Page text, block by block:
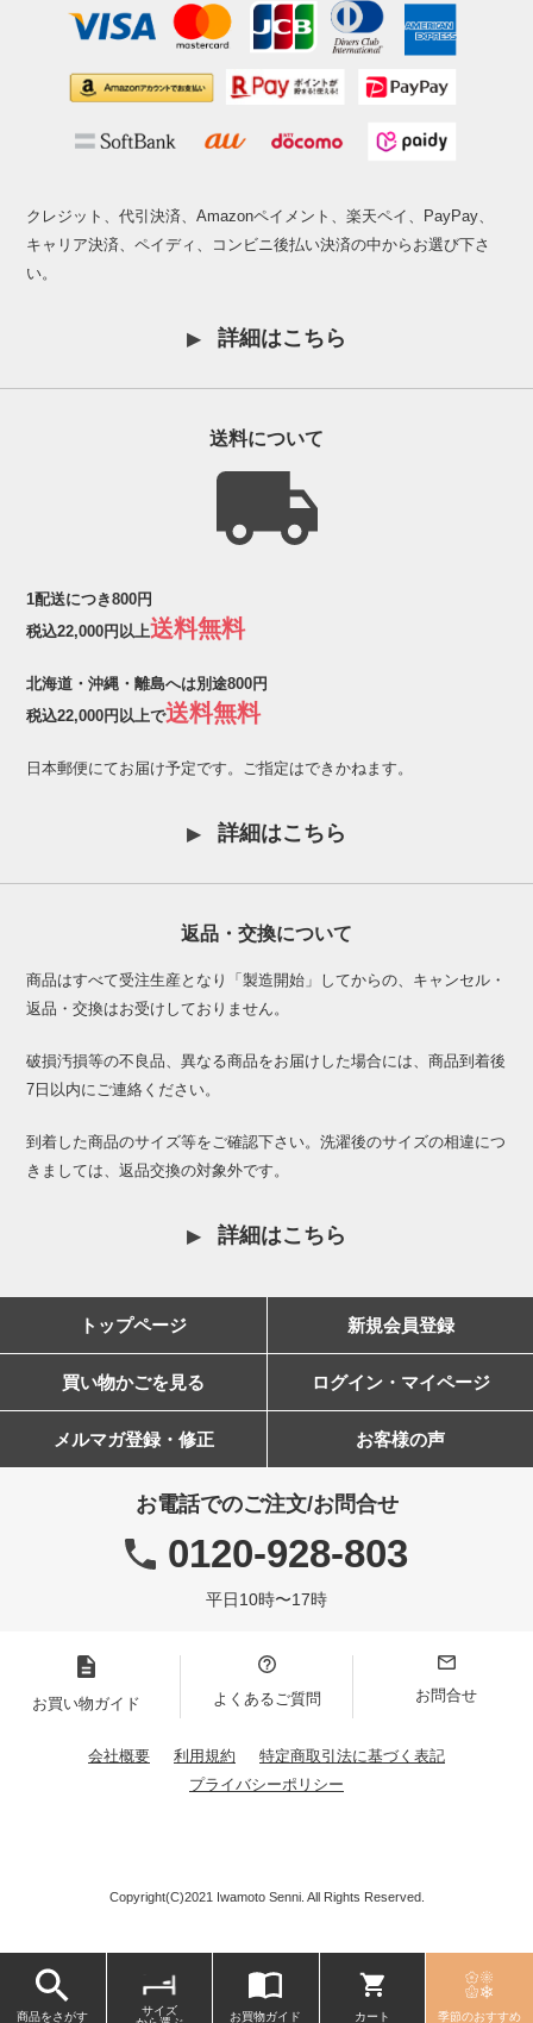
クレジット、代引決済、Amazonペイメント、楽天ペイ、PayPay、
キャリア決済、ペイディ、コンビニ後払い決済の中からお選び下さ
い。
詳細はこちら
送料について
1配送につき800円
税込22,000円以上送料無料
北海道・沖縄・離島へは別途800円
税込22,000円以上で送料無料
日本郵便にてお届け予定です。ご指定はできかねます。
詳細はこちら
返品・交換について
商品はすべて受注生産となり「製造開始」してからの、キャンセル・
返品・交換はお受けしておりません。
破損汚損等の不良品、異なる商品をお届けした場合には、商品到着後
7日以内にご連絡ください。
到着した商品のサイズ等をご確認下さい。洗濯後のサイズの相違につ
きましては、返品交換の対象外です。
詳細はこちら
トップページ 新規会員登録
買い物かごを見る ログイン・マイページ
メルマガ登録・修正 お客様の声
お電話でのご注文/お問合せ
0120-928-803
平日10時〜17時
お買い物ガイド よくあるご質問 お問合せ
会社概要 利用規約
特定商取引法に基づく表記
プライバシーポリシー
Copyright(C)2021 Iwamoto Senni. All Rights Reserved.
商品をさがす
サイズ
お買物ガイド カート 季節のおすすめ